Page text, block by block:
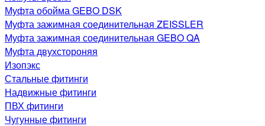
Муфта обойма GEBO DSK
Муфта зажимная соединительная ZEISSLER
Муфта зажимная соединительная GEBO QA
Муфта двухстороняя
Изопэкс
Стальные фитинги
Надвижные фитинги
ПВХ фитинги
Чугунные фитинги